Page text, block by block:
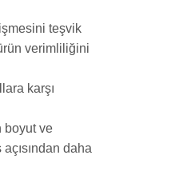
teşvik
verimliliğini
karşı
boyut ve
daha